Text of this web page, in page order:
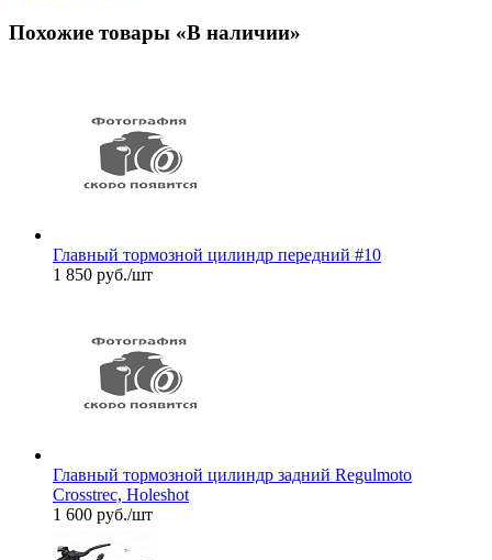
Похожие товары «В наличии»
Главный тормозной цилиндр передний #10
1 850 руб./шт
Главный тормозной цилиндр задний Regulmoto
Crosstrec, Holeshot
1 600 руб./шт